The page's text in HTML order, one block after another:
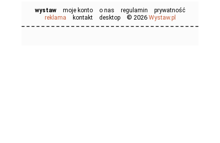
wystaw moje konto o nas regulamin
prywatność
reklama
kontakt desktop © 2026 Wystaw.pl